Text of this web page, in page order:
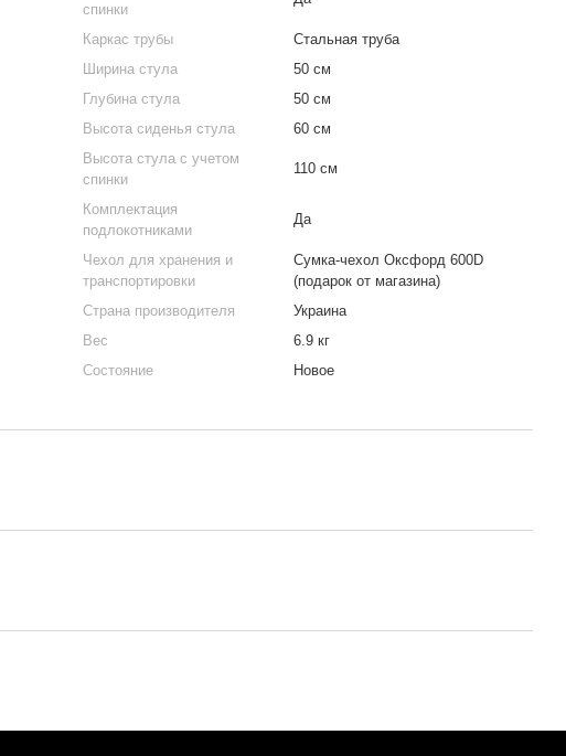
спинки
Каркас трубы
Cтальная труба
Ширина стула
50 см
Глубина стула
50 см
Высота сиденья стула
60 см
Высота стула с учетом
спинки
110 см
Комплектация
подлокотниками
Да
Чехол для хранения и
транспортировки
Сумка-чехол Оксфорд 600D
(подарок от магазина)
Страна производителя
Украина
Вес
6.9 кг
Состояние
Новое